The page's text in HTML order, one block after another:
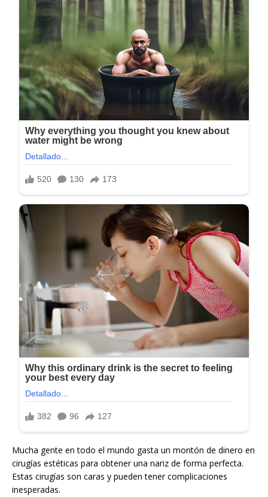
Mucha gente en todo el mundo gasta un montón de dinero en
cirugías estéticas para obtener una nariz de forma perfecta.
Estas cirugías son caras y pueden tener complicaciones
inesperadas.